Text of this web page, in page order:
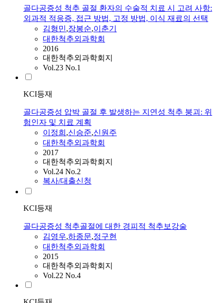
골다공증성 척추 골절 환자의 수술적 치료 시 고려 사항:
외과적 적응증, 접근 방법, 고정 방법, 이식 재료의 선택
김형민,장봉순,이춘기
대한척추외과학회
2016
대한척추외과학회지
Vol.23 No.1
KCI등재
골다공증성 압박 골절 후 발생하는 지연성 척추 붕괴: 위
험인자 및 치료 계획
이정희 ,신승준,신원주
대한척추외과학회
2017
대한척추외과학회지
Vol.24 No.2
복사/대출신청
KCI등재
골다공증성 척추골절에 대한 경피적 척추보강술
김영우,하종문,정구현
대한척추외과학회
2015
대한척추외과학회지
Vol.22 No.4